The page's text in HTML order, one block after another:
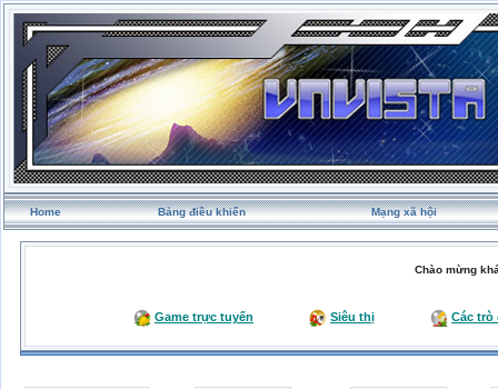
Home Bảng điều khiển Mạng xã hội
Chào mừng
Game trực tuyến Siêu thị Các trò